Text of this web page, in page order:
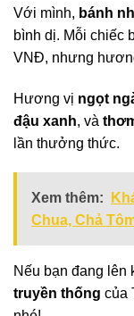
Với mình, bánh
bình dị. Mỗi chiếc
VNĐ, nhưng
Hương vị ngọt
đậu xanh, và
lần thưởng thức.
Xem thêm:
Chua, Chả
Nếu bạn đang lên
truyền thống của